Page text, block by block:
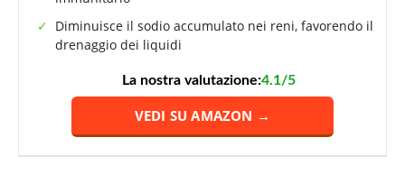
Diminuisce il sodio accumulato nei reni, favorendo il
drenaggio dei liquidi
La nostra valutazione:4.1/5
VEDI SU AMAZON →